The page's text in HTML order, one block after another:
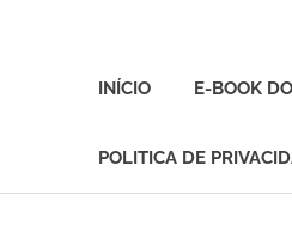
presente
INÍCIO E-BOOK
POLITICA DE